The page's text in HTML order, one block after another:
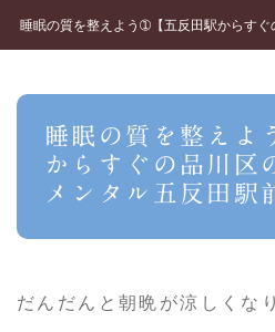
睡眠の質を整えよう➀【五反田駅からす
睡眠の質を整えよ
からすぐの品川区
メンタル五反田駅
だんだんと朝晩が涼しくな